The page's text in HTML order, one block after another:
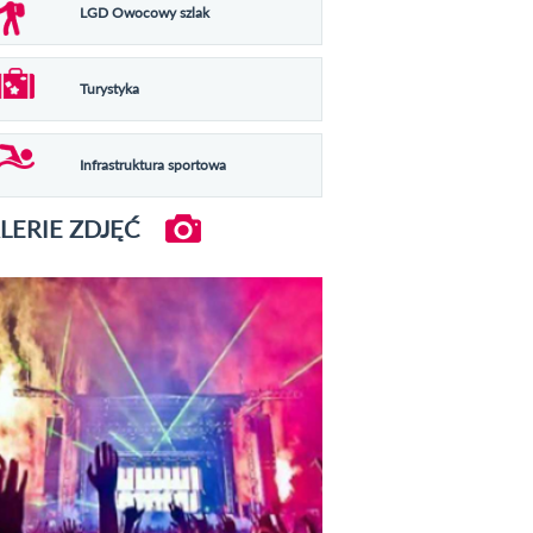
LGD Owocowy szlak
Turystyka
Infrastruktura sportowa
ZDJĘĆ